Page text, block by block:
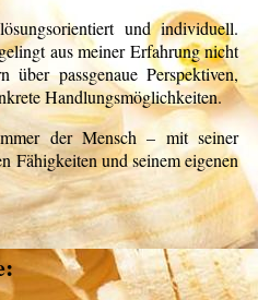
und individuell.
aus meiner Erfahrung nicht
über passgenaue Perspektiven,
Handlungsmöglichkeiten.
der Mensch – mit seiner
Fähigkeiten und seinem eigenen